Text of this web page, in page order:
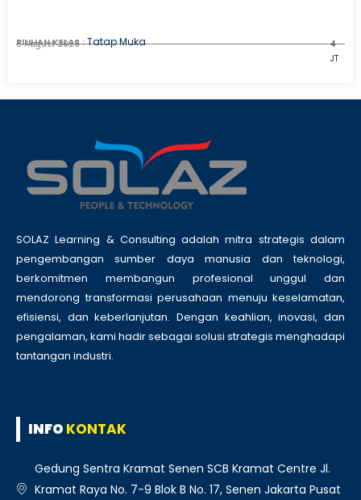
PILIHAN KELAS :Tatap Muka
8 August 2026
4
JT
SOLAZ Learning & Consulting adalah mitra strategis dalam
pengembangan sumber daya manusia dan teknologi,
berkomitmen membangun profesional unggul dan
mendorong transformasi perusahaan menuju keselamatan,
efisiensi, dan keberlanjutan. Dengan keahlian, inovasi, dan
pengalaman, kami hadir sebagai solusi strategis menghadapi
tantangan industri.
INFO KONTAK
Gedung Sentra Kramat Senen SCB Kramat Centre Jl.
Kramat Raya No. 7-9 Blok B No. 17, Senen Jakarta Pusat